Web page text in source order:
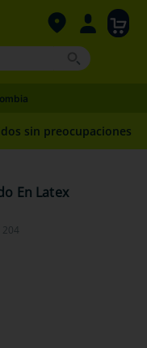
sin preocupaciones
En Latex
204